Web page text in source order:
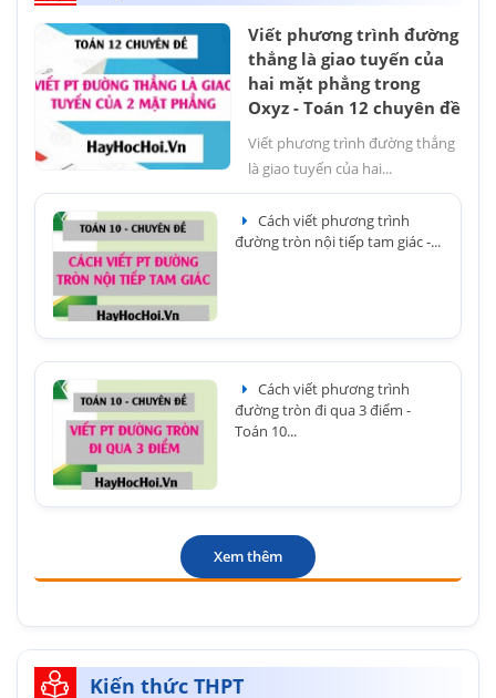
Viết phương trình đường
thẳng là giao tuyến của
hai mặt phẳng trong
Oxyz - Toán 12 chuyên đề
Viết phương trình đường thẳng
là giao tuyến của hai...
Cách viết phương trình
đường tròn nội tiếp tam giác -...
Cách viết phương trình
đường tròn đi qua 3 điểm -
Toán 10...
Xem thêm
Kiến thức THPT